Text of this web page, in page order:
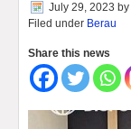
July 29, 2023 by
Filed under Berau
Share this news